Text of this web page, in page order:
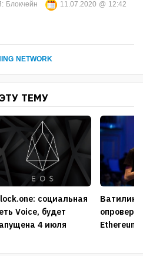
Блокчейн
11.07.2020 @ 12:42
NETWORK
ТЕМУ
социальная
Voice, будет
4 июля
Ватилик
опроверг
Ethereum